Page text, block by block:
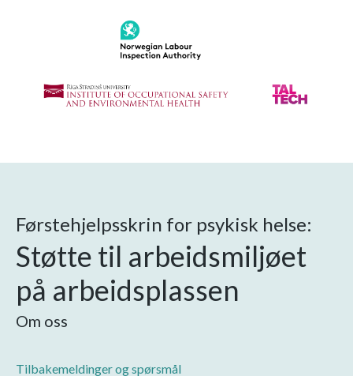
Førstehjelpsskrin for psykisk helse:
Støtte til arbeidsmiljøet
på arbeidsplassen
Om oss
Tilbakemeldinger og spørsmål